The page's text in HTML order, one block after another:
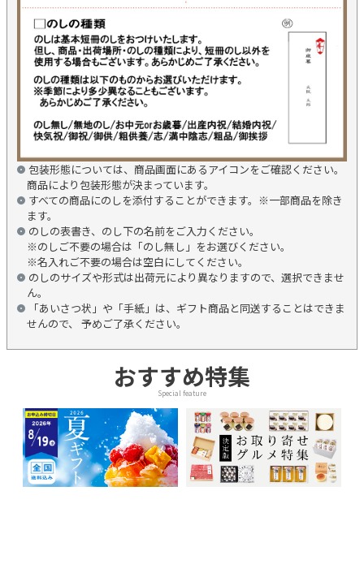
包装形態については、商品画面にあるアイコンをご確認ください。
商品により包装形態が決まっています。
すべての商品にのしを添付することができます。※一部商品を除き
ます。
のしの表書き、のし下の名前をご入力ください。
※のしご不要の場合は「のし無し」をお選びください。
※名入れご不要の場合は空白にしてください。
のしのサイズや形式は出荷元により異なりますので、選択できませ
ん。
「あいさつ状」や「手紙」は、ギフト商品と同送することはできま
せんので、 予めご了承ください。
おすすめ特集
Special feature